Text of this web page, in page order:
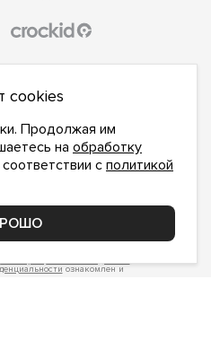
ознакомлен и
cookies
Продолжая им
на обработку
с политикой